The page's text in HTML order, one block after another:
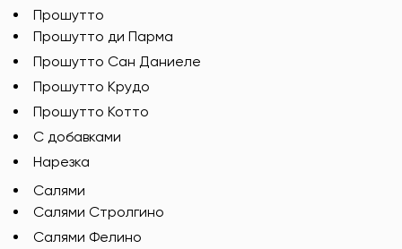
Прошутто
Прошутто ди Парма
Прошутто Сан Даниеле
Прошутто Крудо
Прошутто Котто
С добавками
Нарезка
Салями
Салями Стролгино
Салями Фелино